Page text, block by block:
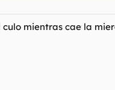
mientras cae la